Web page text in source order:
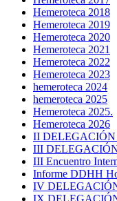
Hemeroteca 2018
Hemeroteca 2019
Hemeroteca 2020
Hemeroteca 2021
Hemeroteca 2022
Hemeroteca 2023
hemeroteca 2024
hemeroteca 2025
Hemeroteca 2025.
Hemeroteca 2026
II
III
III Encuentro
Informe DDHH
IV
IX